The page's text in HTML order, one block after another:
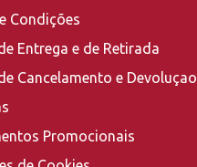
Condições
Entrega e de Retirada
Cancelamento e Devoluçao
Promocionais